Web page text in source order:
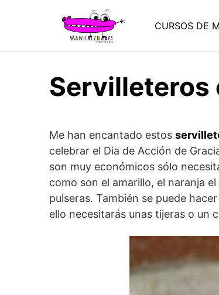
CURSOS DE
Servilleteros
Me han encantado estos
celebrar el Dia de Acción de
son muy económicos sólo
como son el amarillo, el naranja
pulseras. También se puede
ello necesitarás unas tijeras o un